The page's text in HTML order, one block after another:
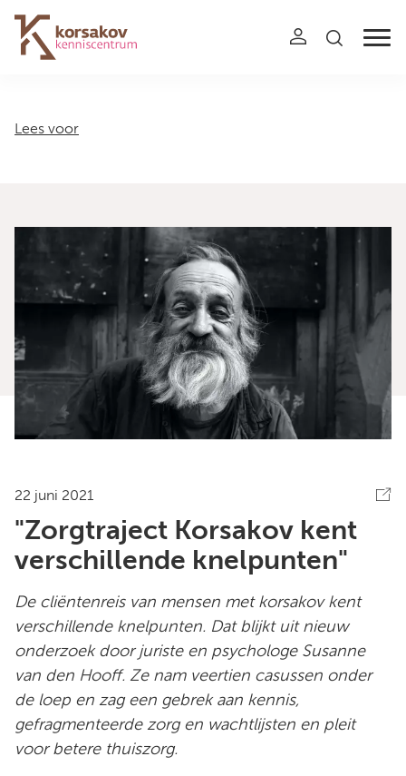
Navigation
Lees voor
22 juni 2021
"Zorgtraject Korsakov kent
verschillende knelpunten"
De cliëntenreis van mensen met korsakov kent
verschillende knelpunten. Dat blijkt uit nieuw
onderzoek door juriste en psychologe Susanne
van den Hooff. Ze nam veertien casussen onder
de loep en zag een gebrek aan kennis,
gefragmenteerde zorg en wachtlijsten en pleit
voor betere thuiszorg.